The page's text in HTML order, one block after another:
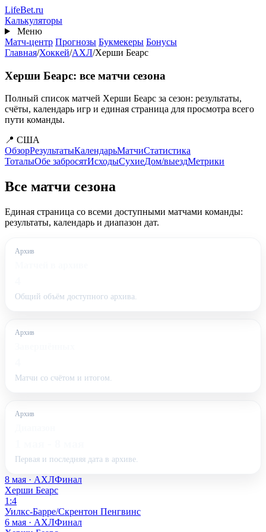
Перейти
к
основному
содержанию
LifeBet.ru
Калькуляторы
Меню
Матч-центр Прогнозы Букмекеры Бонусы
Главная/Хоккей/АХЛ/Херши Беарс
Херши Беарс: все матчи сезона
Полный список матчей Херши Беарс за сезон: результаты,
счёты, календарь игр и единая страница для просмотра всего
пути команды.
📍 США
ОбзорРезультатыКалендарьМатчиСтатистика
ТоталыОбе забросятИсходыСухиеДом/выездМетрики
Все матчи сезона
Единая страница со всеми доступными матчами команды:
результаты, календарь и диапазон дат.
Архив
Общий объём доступного архива.
Архив
Матчи со счётом и итогом.
Архив
Первая и последняя дата в архиве.
8 мая · АХЛФинал
Херши Беарс
1:4
Уилкс-Барре/Скрентон Пенгвинс
6 мая · АХЛФинал